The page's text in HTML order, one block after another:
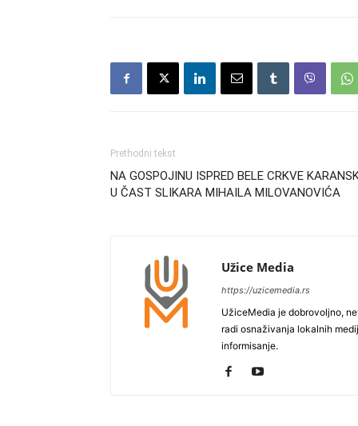
Prethodni tekst
NA GOSPOJINU ISPRED BELE CRKVE
U ČAST SLIKARA MIHAILA MILOVANOVIĆA
Užice Media
https://uzicemedia.rs
UžiceMedia je dobrovoljno,
radi osnaživanja lokalnih
informisanje.